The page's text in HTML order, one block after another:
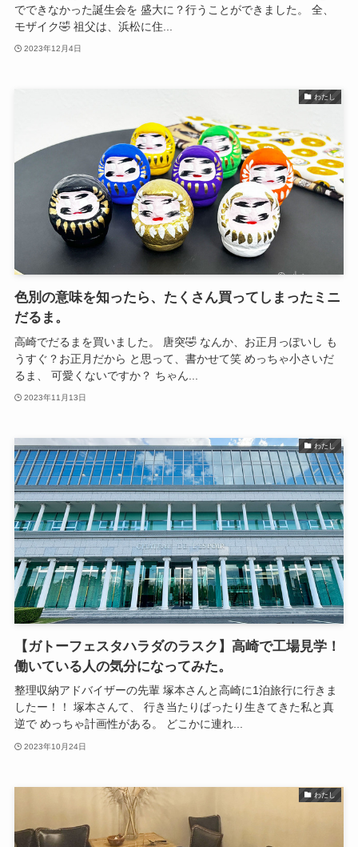
でできなかった誕生会を 盛大に？行うことができました。 全、
モザイク🤣 祖父は、浜松に住...
2023年12月4日
わたし
色別の意味を知ったら、たくさん買ってしまったミニ
だるま。
高崎でだるまを買いました。 唐突🤣 なんか、お正月っぽいし も
うすぐ？お正月だから と思って、書かせて笑 めっちゃ小さいだ
るま、 可愛くないですか？ ちゃん...
2023年11月13日
わたし
【ガトーフェスタハラダのラスク】高崎で工場見学！
働いている人の気分になってみた。
整理収納アドバイザーの先輩 塚本さんと高崎に1泊旅行に行きま
したー！！ 塚本さんて、 行き当たりばったり生きてきた私と真
逆で めっちゃ計画性がある。 どこかに連れ...
2023年10月24日
わたし